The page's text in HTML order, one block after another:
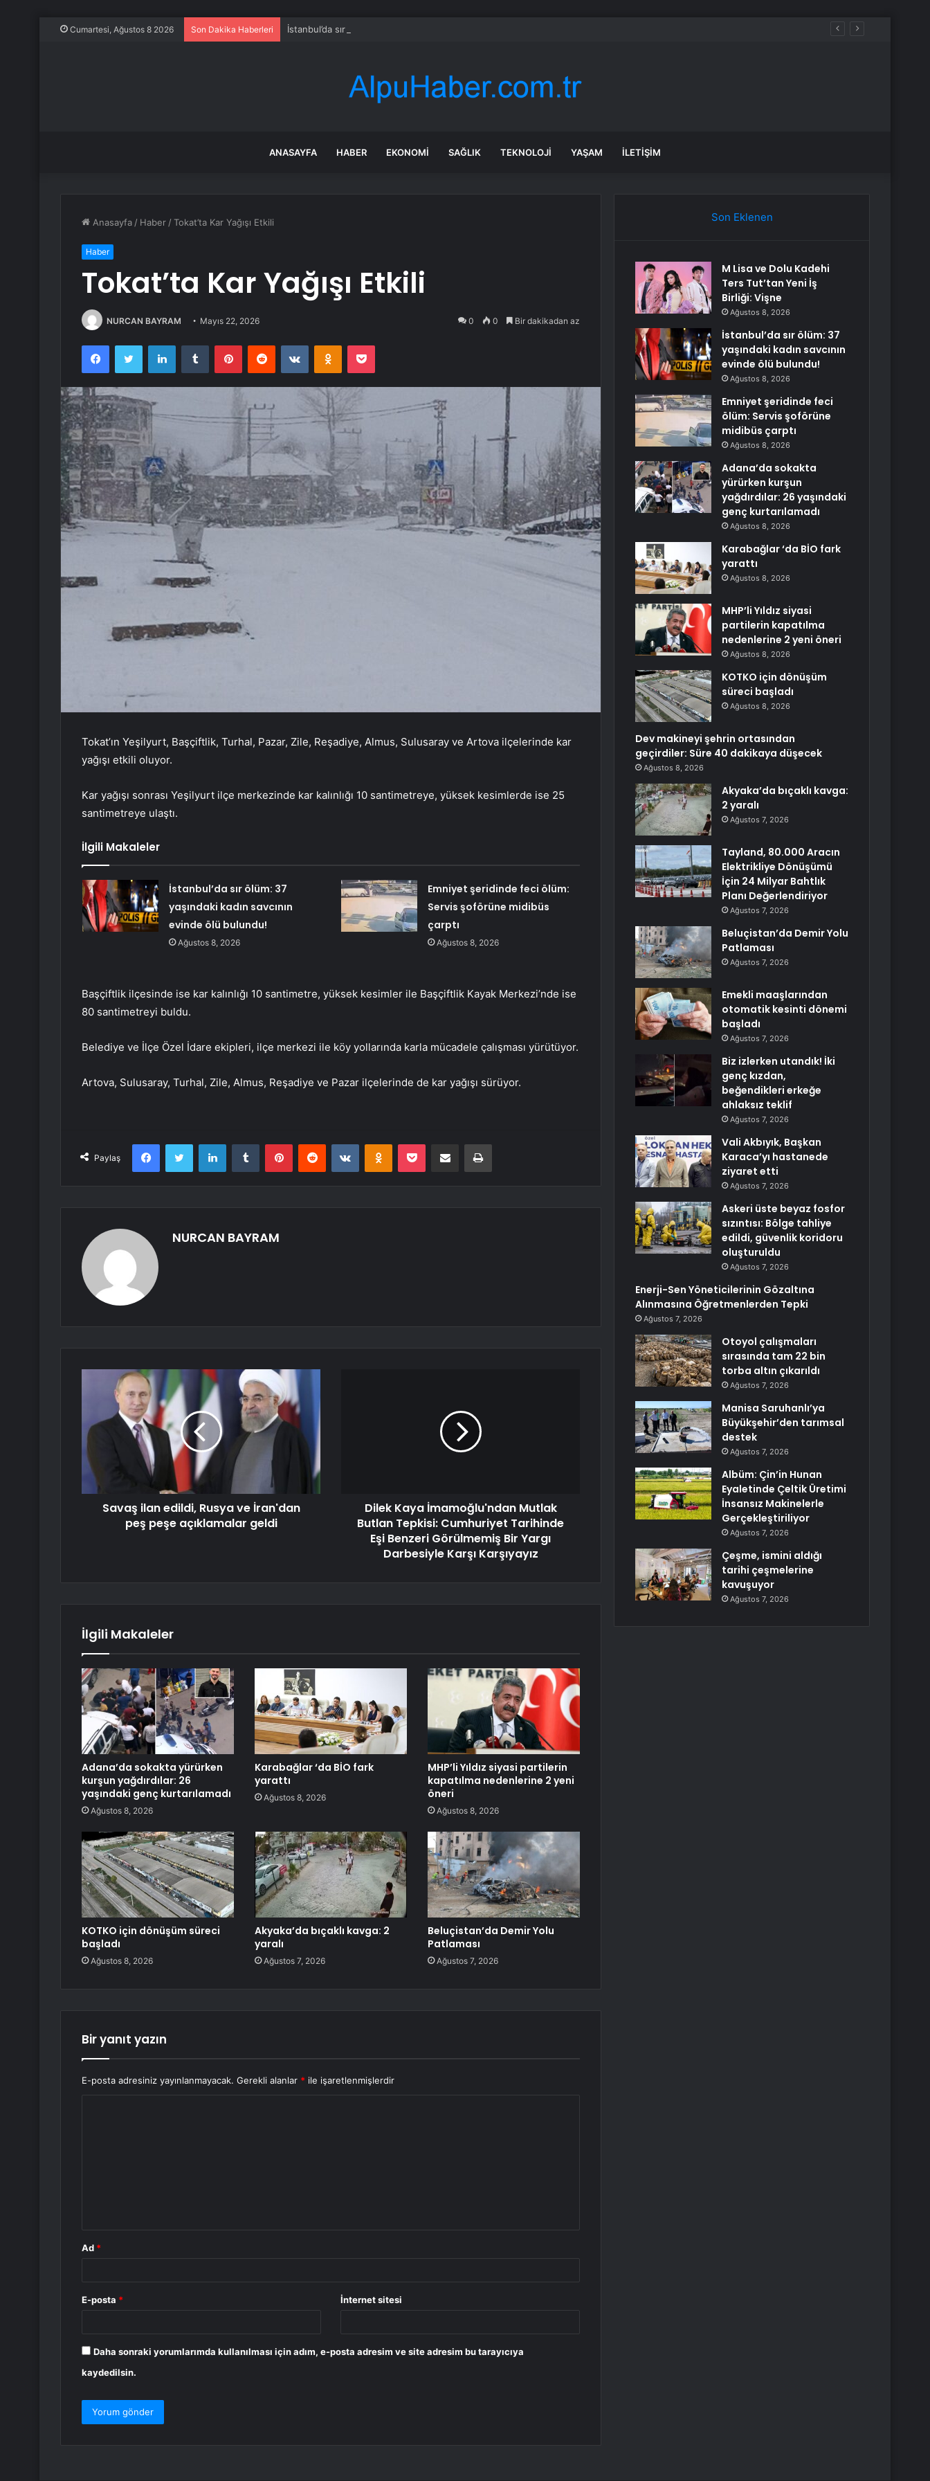
Cumartesi, Ağustos 8 2026 Son Dakika Haberleri İstanbul’da sır ölüm: 37 yaşındaki kadın savcının evinde ölü bulundu!
ANASAYFA HABER EKONOMI SAĞLIK TEKNOLOJI YAŞAM İLETIŞIM
Anasayfa / Haber /Tokat’ta Kar Yağışı Etkili
Haber
Tokat’ta Kar Yağışı Etkili
NURCAN BAYRAM Mayıs 22, 2026 0 0 Bir dakikadan az
FacebookTwitter LinkedInTumblr PinterestReddit VKontakteOdnoklassniki
Pocket
Tokat’ın Yeşilyurt, Başçiftlik, Turhal, Pazar, Zile, Reşadiye, Almus, Sulusaray ve Artova ilçelerinde kar
yağışı etkili oluyor.
Kar yağışı sonrası Yeşilyurt ilçe merkezinde kar kalınlığı 10 santimetreye, yüksek kesimlerde ise 25
santimetreye ulaştı.
İlgili Makaleler
İstanbul’da sır ölüm: 37
yaşındaki kadın savcının
evinde ölü bulundu!
Ağustos 8, 2026
Emniyet şeridinde feci ölüm:
Servis şoförüne midibüs
çarptı
Ağustos 8, 2026
Başçiftlik ilçesinde ise kar kalınlığı 10 santimetre, yüksek kesimler ile Başçiftlik Kayak Merkezi’nde ise
80 santimetreyi buldu.
Belediye ve İlçe Özel İdare ekipleri, ilçe merkezi ile köy yollarında karla mücadele çalışması yürütüyor.
Artova, Sulusaray, Turhal, Zile, Almus, Reşadiye ve Pazar ilçelerinde de kar yağışı sürüyor.
Paylaş
FacebookTwitter LinkedInTumblr PinterestReddit VKontakteOdnoklassniki
Pocket E-Posta ile paylaş Yazdır
NURCAN BAYRAM
Savaş ilan edildi, Rusya ve İran'dan
peş peşe açıklamalar geldi
Dilek Kaya İmamoğlu'ndan Mutlak
Butlan Tepkisi: Cumhuriyet Tarihinde
Eşi Benzeri Görülmemiş Bir Yargı
Darbesiyle Karşı Karşıyayız
İlgili Makaleler
Adana’da sokakta yürürken
kurşun yağdırdılar: 26
yaşındaki genç kurtarılamadı
Ağustos 8, 2026
Karabağlar ‘da BİO fark
yarattı
Ağustos 8, 2026
MHP’li Yıldız siyasi partilerin
kapatılma nedenlerine 2 yeni
öneri
Ağustos 8, 2026
KOTKO için dönüşüm süreci
başladı
Ağustos 8, 2026
Akyaka’da bıçaklı kavga: 2
yaralı
Ağustos 7, 2026
Beluçistan’da Demir Yolu
Patlaması
Ağustos 7, 2026
Bir yanıt yazın
E-posta adresiniz yayınlanmayacak. Gerekli alanlar * ile işaretlenmişlerdir
Ad *
E-posta * İnternet sitesi
Daha sonraki yorumlarımda kullanılması için adım, e-posta adresim ve site adresim bu tarayıcıya
kaydedilsin.
Son Eklenen
M Lisa ve Dolu Kadehi
Ters Tut’tan Yeni İş
Birliği: Vişne
Ağustos 8, 2026
İstanbul’da sır ölüm: 37
yaşındaki kadın savcının
evinde ölü bulundu!
Ağustos 8, 2026
Emniyet şeridinde feci
ölüm: Servis şoförüne
midibüs çarptı
Ağustos 8, 2026
Adana’da sokakta
yürürken kurşun
yağdırdılar: 26 yaşındaki
genç kurtarılamadı
Ağustos 8, 2026
Karabağlar ‘da BİO fark
yarattı
Ağustos 8, 2026
MHP’li Yıldız siyasi
partilerin kapatılma
nedenlerine 2 yeni öneri
Ağustos 8, 2026
KOTKO için dönüşüm
süreci başladı
Ağustos 8, 2026
Dev makineyi şehrin ortasından
geçirdiler: Süre 40 dakikaya düşecek
Ağustos 8, 2026
Akyaka’da bıçaklı kavga:
2 yaralı
Ağustos 7, 2026
Tayland, 80.000 Aracın
Elektrikliye Dönüşümü
İçin 24 Milyar Bahtlık
Planı Değerlendiriyor
Ağustos 7, 2026
Beluçistan’da Demir Yolu
Patlaması
Ağustos 7, 2026
Emekli maaşlarından
otomatik kesinti dönemi
başladı
Ağustos 7, 2026
Biz izlerken utandık! İki
genç kızdan,
beğendikleri erkeğe
ahlaksız teklif
Ağustos 7, 2026
Vali Akbıyık, Başkan
Karaca’yı hastanede
ziyaret etti
Ağustos 7, 2026
Askeri üste beyaz fosfor
sızıntısı: Bölge tahliye
edildi, güvenlik koridoru
oluşturuldu
Ağustos 7, 2026
Enerji-Sen Yöneticilerinin Gözaltına
Alınmasına Öğretmenlerden Tepki
Ağustos 7, 2026
Otoyol çalışmaları
sırasında tam 22 bin
torba altın çıkarıldı
Ağustos 7, 2026
Manisa Saruhanlı’ya
Büyükşehir’den tarımsal
destek
Ağustos 7, 2026
Albüm: Çin’in Hunan
Eyaletinde Çeltik Üretimi
İnsansız Makinelerle
Gerçekleştiriliyor
Ağustos 7, 2026
Çeşme, ismini aldığı
tarihi çeşmelerine
kavuşuyor
Ağustos 7, 2026